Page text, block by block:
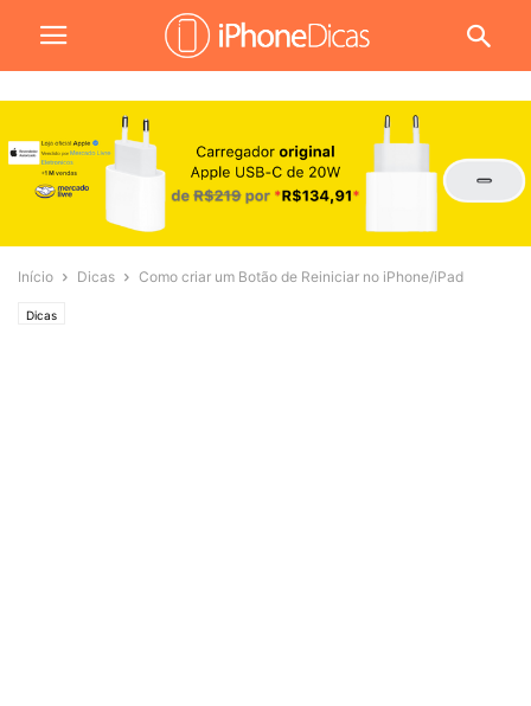
Início Dicas Como criar um Botão de Reiniciar no iPhone/iPad
Dicas